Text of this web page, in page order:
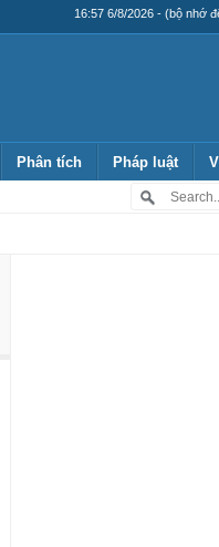
16:57 6/8/2026 - (bộ nhớ
Phân tích Pháp luật